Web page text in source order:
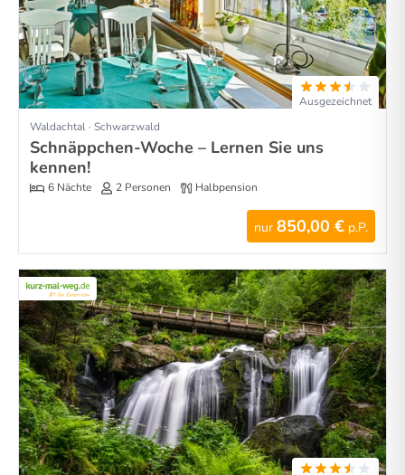
Ausgezeichnet
Waldachtal · Schwarzwald
Schnäppchen-Woche – Lernen Sie uns
kennen!
6 Nächte 2 Personen Halbpension
nur 850,00 € p.P.